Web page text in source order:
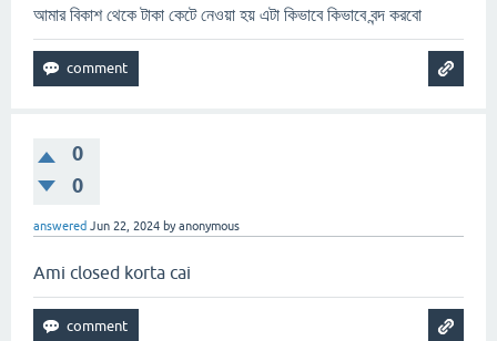
আমার বিকাশ থেকে টাকা কেটে নেওয়া হয় এটা কিভাবে কিভাবে বন্দ করবো
0
0
answered Jun 22, 2024 byanonymous
Ami closed korta cai